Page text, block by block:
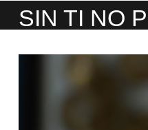
SIN TI NO